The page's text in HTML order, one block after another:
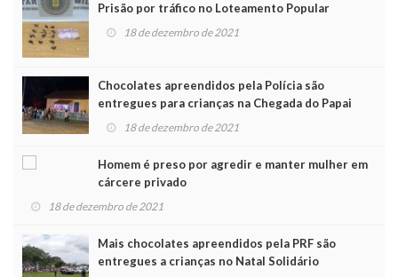
Prisão por tráfico no Loteamento Popular
18 de dezembro de 2021
Chocolates apreendidos pela Polícia são
entregues para crianças na Chegada do Papai
Noel
18 de dezembro de 2021
Homem é preso por agredir e manter mulher em
cárcere privado
18 de dezembro de 2021
Mais chocolates apreendidos pela PRF são
entregues a crianças no Natal Solidário